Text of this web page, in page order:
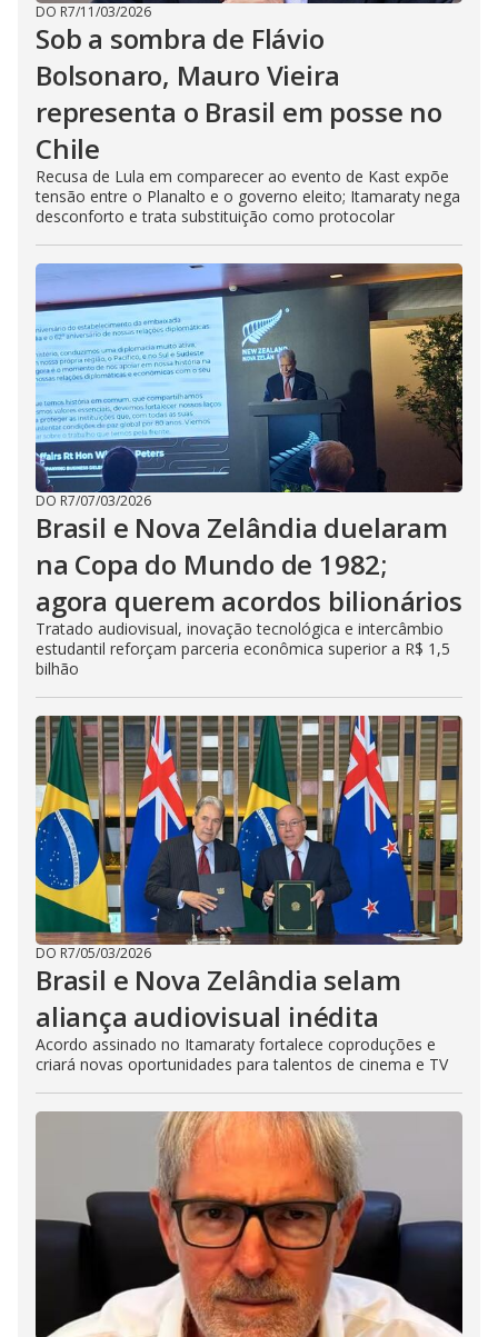
DO R7/11/03/2026
Sob a sombra de Flávio
Bolsonaro, Mauro Vieira
representa o Brasil em posse no
Chile
Recusa de Lula em comparecer ao evento de Kast expõe
tensão entre o Planalto e o governo eleito; Itamaraty nega
desconforto e trata substituição como protocolar
DO R7/07/03/2026
Brasil e Nova Zelândia duelaram
na Copa do Mundo de 1982;
agora querem acordos bilionários
Tratado audiovisual, inovação tecnológica e intercâmbio
estudantil reforçam parceria econômica superior a R$ 1,5
bilhão
DO R7/05/03/2026
Brasil e Nova Zelândia selam
aliança audiovisual inédita
Acordo assinado no Itamaraty fortalece coproduções e
criará novas oportunidades para talentos de cinema e TV